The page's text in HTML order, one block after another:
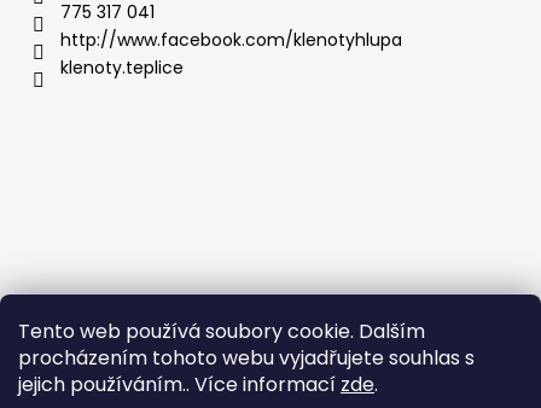
Tento web používá soubory cookie. Dalším
procházením tohoto webu vyjadřujete souhlas s
jejich používáním.. Více informací zde.
775 317 041
http://www.facebook.com/klenotyhlupa
klenoty.teplice